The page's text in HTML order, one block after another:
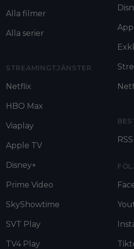
Alla filmer
Alla serier
STREAMINGTJÄNSTER
Netflix
HBO Max
Viaplay
Apple TV
Disney+
Prime Video
SkyShowtime
SVT Play
TV4 Play